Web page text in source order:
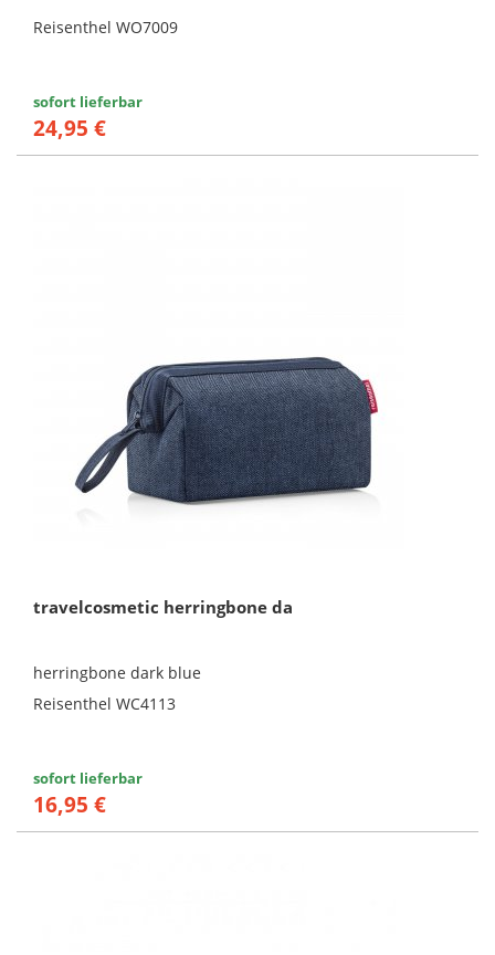
Reisenthel WO7009
sofort lieferbar
24,95 €
travelcosmetic herringbone da
herringbone dark blue
Reisenthel WC4113
sofort lieferbar
16,95 €